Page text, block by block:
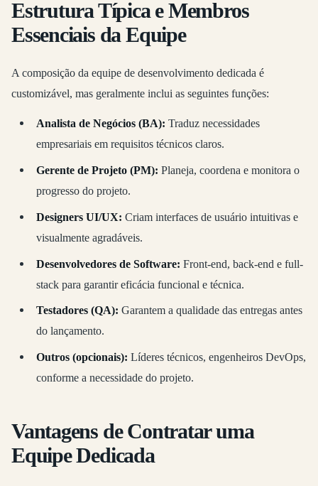
Estrutura Típica e Membros
Essenciais da Equipe
A composição da equipe de desenvolvimento dedicada é
customizável, mas geralmente inclui as seguintes funções:
Analista de Negócios (BA): Traduz necessidades
empresariais em requisitos técnicos claros.
Gerente de Projeto (PM): Planeja, coordena e monitora o
progresso do projeto.
Designers UI/UX: Criam interfaces de usuário intuitivas e
visualmente agradáveis.
Desenvolvedores de Software: Front-end, back-end e full-
stack para garantir eficácia funcional e técnica.
Testadores (QA): Garantem a qualidade das entregas antes
do lançamento.
Outros (opcionais): Líderes técnicos, engenheiros DevOps,
conforme a necessidade do projeto.
Vantagens de Contratar uma
Equipe Dedicada